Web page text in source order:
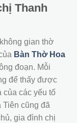
Thanh
gian thờ
Bàn Thờ Hoa
đoạn. Mỗi
để thấy được
của các yếu tố
Tiên cũng đã
gia đình chị